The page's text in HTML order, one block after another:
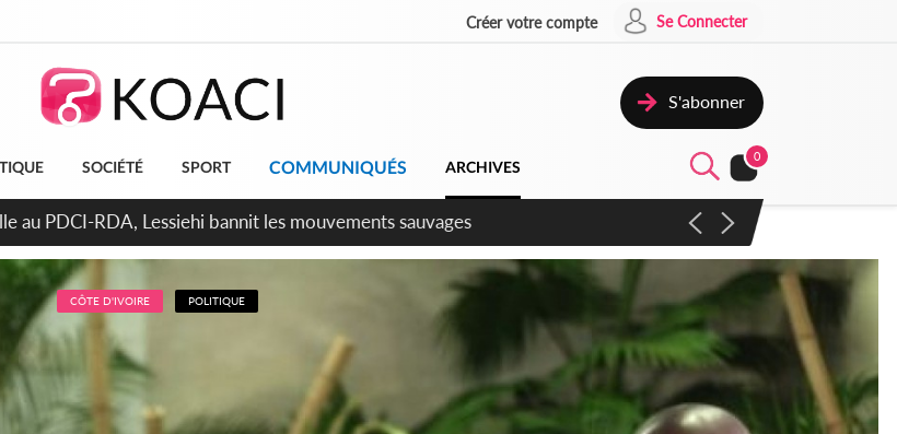
Créer votre compte Se Connecter
S'abonner
SOCIÉTÉ SPORT COMMUNIQUÉS ARCHIVES
0
au PDCI-RDA, Lessiehi bannit les mouvements sauvages
CÔTE D'IVOIRE POLITIQUE